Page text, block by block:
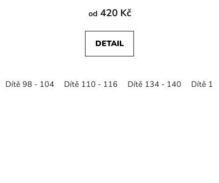
od 420 Kč
DETAIL
Dítě 98 - 104 Dítě 110 - 116 Dítě 134 - 140 Dítě